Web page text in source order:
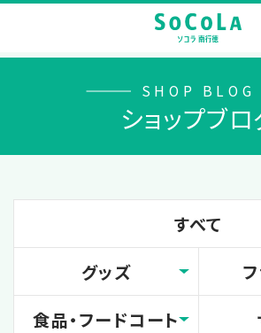
SHOP BLOG
ショップブロ
すべて
グッズ
食品・フードコート